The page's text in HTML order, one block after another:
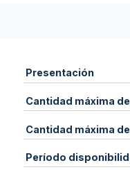
Presentación
Cantidad máxima
Cantidad máxima
Período